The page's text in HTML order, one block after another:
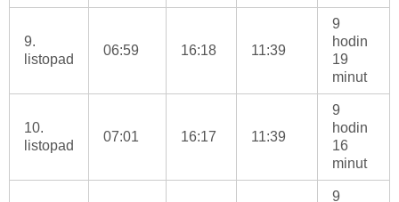
9.
listopad
06:59 16:18 11:39
9
hodin
19
minut
10.
listopad
07:01 16:17 11:39
9
hodin
16
minut
9